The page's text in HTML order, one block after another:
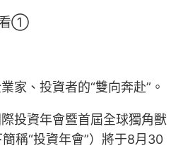
看①
家、投資者的“雙向奔赴”。
投資年會暨首屆全球獨角獸
稱“投資年會”）將于8月30